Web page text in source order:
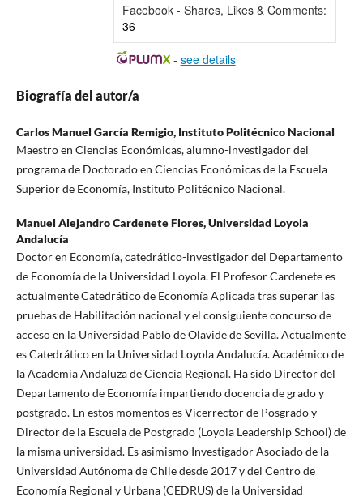
Facebook - Shares, Likes & Comments:
36
- see details
Biografía del autor/a
Carlos Manuel García Remigio, Instituto Politécnico Nacional
Maestro en Ciencias Económicas, alumno-investigador del
programa de Doctorado en Ciencias Económicas de la Escuela
Superior de Economía, Instituto Politécnico Nacional.
Manuel Alejandro Cardenete Flores,Universidad Loyola
Andalucía
Doctor en Economía, catedrático-investigador del Departamento
de Economía de la Universidad Loyola. El Profesor Cardenete es
actualmente Catedrático de Economía Aplicada tras superar las
pruebas de Habilitación nacional y el consiguiente concurso de
acceso en la Universidad Pablo de Olavide de Sevilla. Actualmente
es Catedrático en la Universidad Loyola Andalucía. Académico de
la Academia Andaluza de Ciencia Regional. Ha sido Director del
Departamento de Economía impartiendo docencia de grado y
postgrado. En estos momentos es Vicerrector de Posgrado y
Director de la Escuela de Postgrado (Loyola Leadership School) de
la misma universidad. Es asimismo Investigador Asociado de la
Universidad Autónoma de Chile desde 2017 y del Centro de
Economía Regional y Urbana (CEDRUS) de la Universidad